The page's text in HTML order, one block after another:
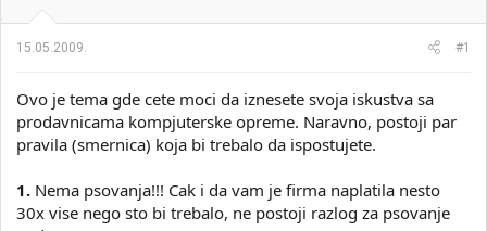
e
j
15.05.2009. #1
Ovo je tema gde cete moci da iznesete svoja iskustva sa
prodavnicama kompjuterske opreme. Naravno, postoji par
pravila (smernica) koja bi trebalo da ispostujete.
1. Nema psovanja!!! Cak i da vam je firma naplatila nesto
30x vise nego sto bi trebalo, ne postoji razlog za psovanje